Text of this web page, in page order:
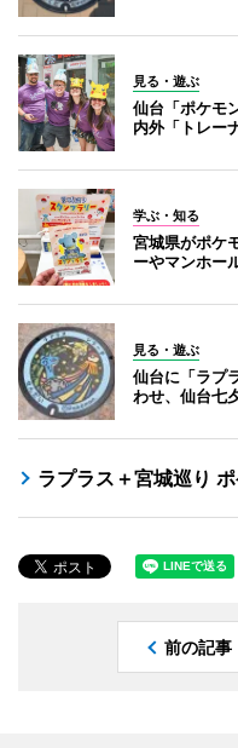
見る・遊ぶ
仙台「ポケモ
内外「トレー
学ぶ・知る
宮城県がポケ
ーやマンホー
見る・遊ぶ
仙台に「ラプ
わせ、仙台七
ラプラス＋宮城巡り
前の記事